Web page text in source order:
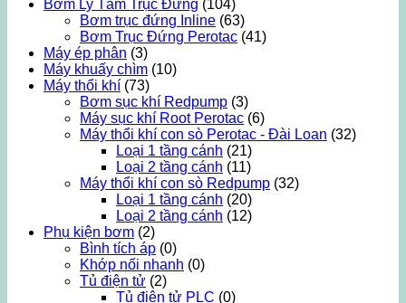
Bơm Ly Tâm Trục Đứng (104)
Bơm trục đứng Inline (63)
Bơm Trục Đứng Perotac (41)
Máy ép phân (3)
Máy khuấy chìm (10)
Máy thổi khí (73)
Bơm sục khí Redpump (3)
Máy sục khí Root Perotac (6)
Máy thổi khí con sò Perotac - Đài Loan (32)
Loại 1 tầng cánh (21)
Loại 2 tầng cánh (11)
Máy thổi khí con sò Redpump (32)
Loại 1 tầng cánh (20)
Loại 2 tầng cánh (12)
Phụ kiện bơm (2)
Bình tích áp (0)
Khớp nối nhanh (0)
Tủ điện tử (2)
Tủ điện tử PLC (0)